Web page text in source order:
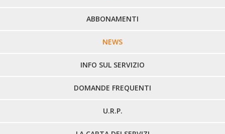
PERCORSI URBANI IN BIELLA
LINEE URBANE VERCELLI
LINEE EXTRAURBANE
ABBONAMENTI
NEWS
INFO SUL SERVIZIO
DOMANDE FREQUENTI
U.R.P.